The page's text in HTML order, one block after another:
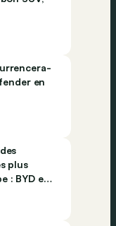
en
plus
: BYD et